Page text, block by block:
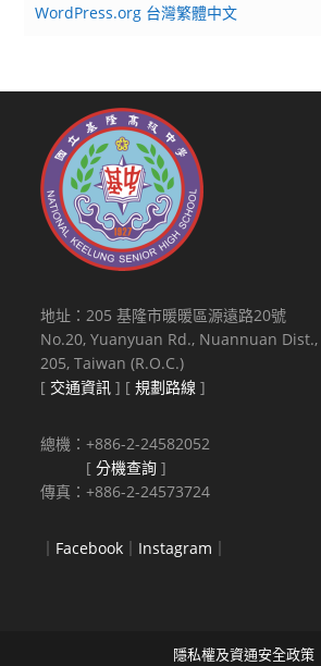
WordPress.org 台灣繁體中文
地址：205 基隆市暖暖區源遠路20號
No.20, Yuanyuan Rd., Nuannuan
205, Taiwan (R.O.C.)
[ 交通資訊 ] [規劃路線 ]
總機：+886-2-24582052
[分機查詢 ]
傳真：+886-2-24573724
｜ Facebook ｜ Instagram ｜
隱私權及資通安全政策